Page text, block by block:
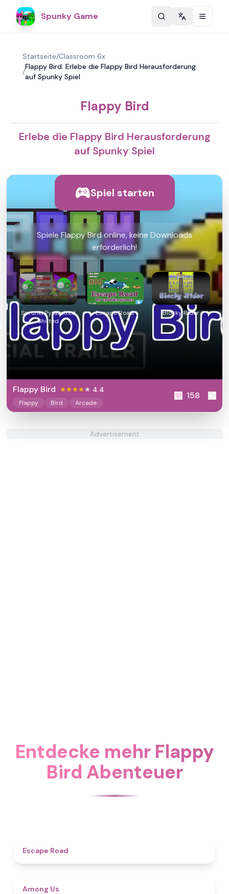
Spunky Game Change
Startseite/Classroom 6x
/
Flappy Bird: Erlebe die Flappy Bird Herausforderung
auf Spunky Spiel
Flappy Bird
Erlebe die Flappy Bird Herausforderung
auf Spunky Spiel
Spiel starten
Spiele Flappy Bird online, keine Downloads
erforderlich!
Sprunki Pyramixed
Shifted
Escape Road Blocky Rider
Flappy Bird 4.4
Flappy Bird Arcade
158
Advertisement
Entdecke mehr Flappy
Bird Abenteuer
Escape Road
Among Us